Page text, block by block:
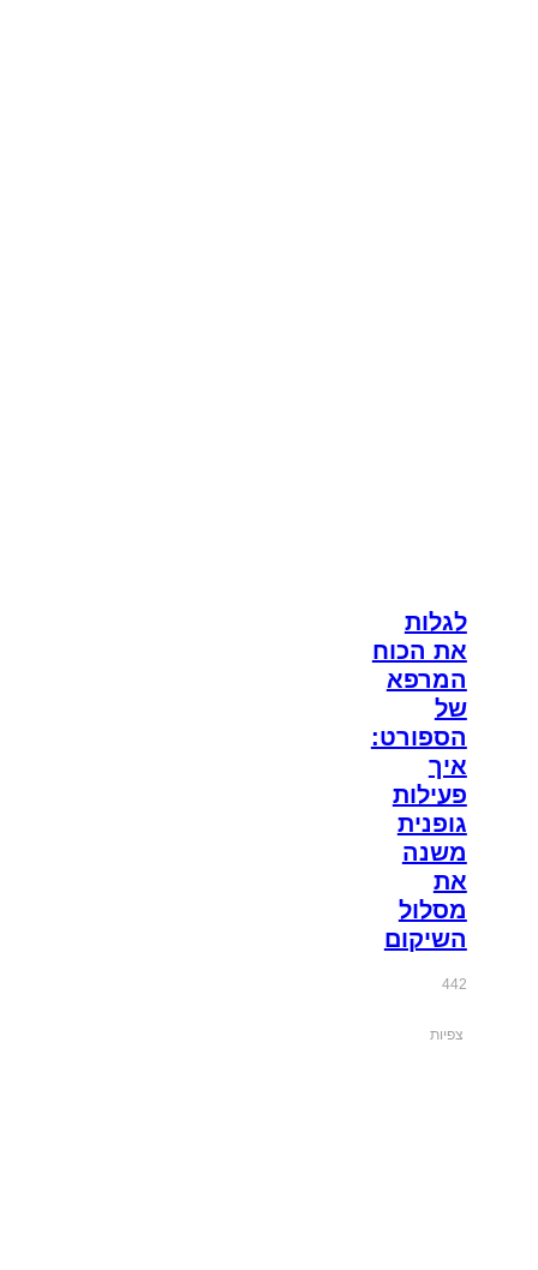
לגלות
את הכוח
המרפא
של
הספורט:
איך
פעילות
גופנית
משנה
את
מסלול
השיקום
442
צפיות